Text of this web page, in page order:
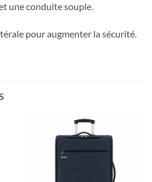
une conduite souple.
pour augmenter la sécurité.